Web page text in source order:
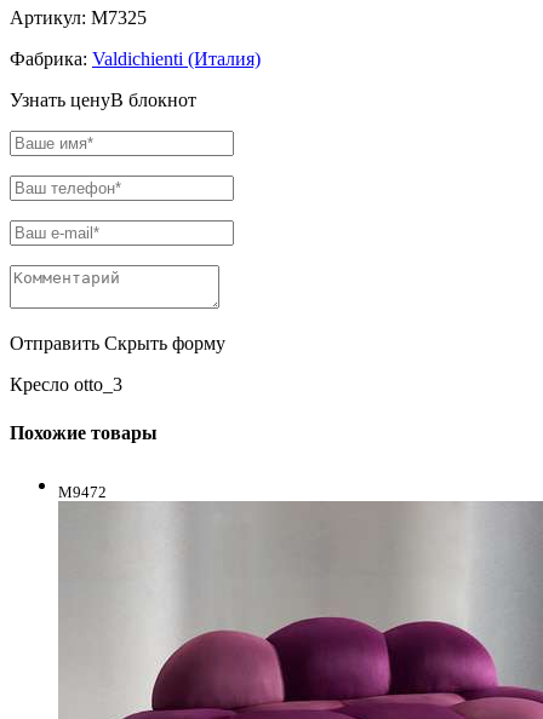
Артикул: M7325
Фабрика: Valdichienti (Италия)
Узнать ценуВ блокнот
Отправить Скрыть форму
Кресло otto_3
Похожие товары
M9472